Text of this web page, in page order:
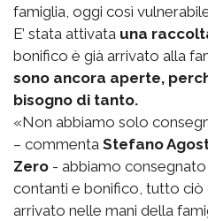
famiglia, oggi così
E’ stata attivata una
bonifico è già arrivato alla
sono ancora aperte,
bisogno di tanto.
«Non abbiamo solo
– commenta Stefano
Zero - abbiamo
contanti e bonifico, tutto
arrivato nelle mani della